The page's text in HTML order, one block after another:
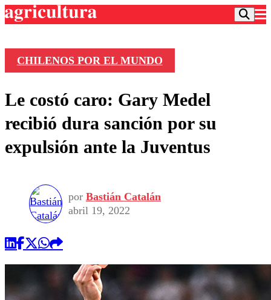
Frecuencias
Agricultura TV
Deportes
Colo Colo
Seleccion Chilena
Torneo Internacional
Entretención
Economía
Internacional
Publicaciones en medios
Opinión
CHILENOS POR EL MUNDO
Le costó caro: Gary Medel
recibió dura sanción por su
expulsión ante la Juventus
por Bastián Catalán
abril 19, 2022